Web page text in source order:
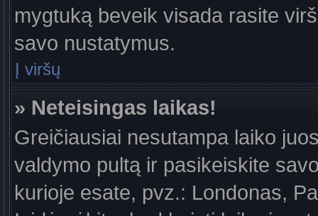
mygtuką beveik visada rasite
savo nustatymus.
Į viršų
» Neteisingas laikas!
Greičiausiai nesutampa laiko
valdymo pultą ir pasikeiskite
kurioje esate, pvz.: Londonas,